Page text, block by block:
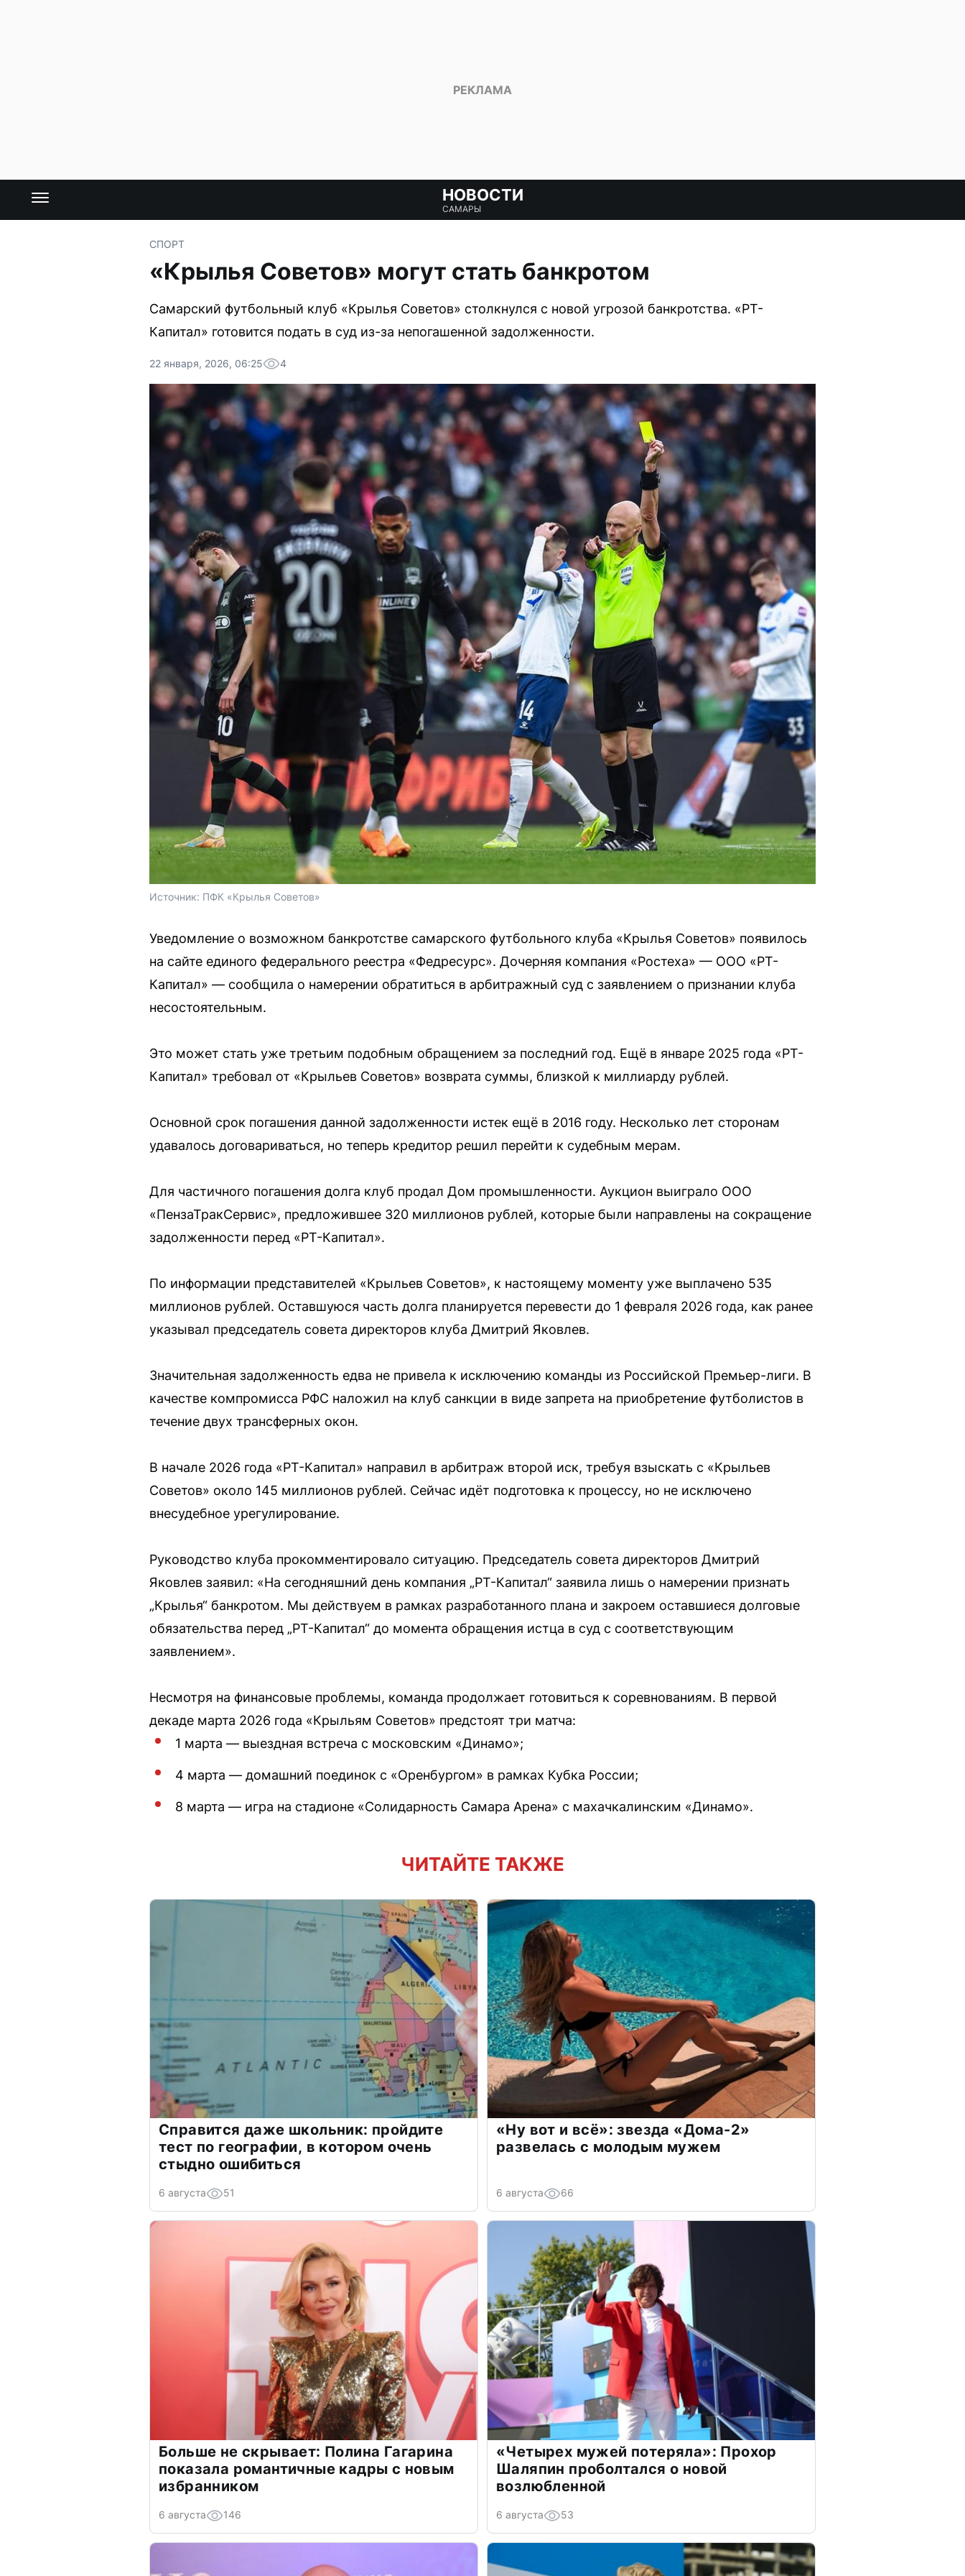
НОВОСТИ
САМАРЫ
СПОРТ
«Крылья Советов» могут стать банкротом
Самарский футбольный клуб «Крылья Советов» столкнулся с новой угрозой банкротства. «РТ-
Капитал» готовится подать в суд из-за непогашенной задолженности.
22 января, 2026, 06:25 4
Источник: ПФК «Крылья Советов»
Уведомление о возможном банкротстве самарского футбольного клуба «Крылья Советов» появилось
на сайте единого федерального реестра «Федресурс». Дочерняя компания «Ростеха» — ООО «РТ-
Капитал» — сообщила о намерении обратиться в арбитражный суд с заявлением о признании клуба
несостоятельным.
Это может стать уже третьим подобным обращением за последний год. Ещё в январе 2025 года «РТ-
Капитал» требовал от «Крыльев Советов» возврата суммы, близкой к миллиарду рублей.
Основной срок погашения данной задолженности истек ещё в 2016 году. Несколько лет сторонам
удавалось договариваться, но теперь кредитор решил перейти к судебным мерам.
Для частичного погашения долга клуб продал Дом промышленности. Аукцион выиграло ООО
«ПензаТракСервис», предложившее 320 миллионов рублей, которые были направлены на сокращение
задолженности перед «РТ-Капитал».
По информации представителей «Крыльев Советов», к настоящему моменту уже выплачено 535
миллионов рублей. Оставшуюся часть долга планируется перевести до 1 февраля 2026 года, как ранее
указывал председатель совета директоров клуба Дмитрий Яковлев.
Значительная задолженность едва не привела к исключению команды из Российской Премьер-лиги. В
качестве компромисса РФС наложил на клуб санкции в виде запрета на приобретение футболистов в
течение двух трансферных окон.
В начале 2026 года «РТ-Капитал» направил в арбитраж второй иск, требуя взыскать с «Крыльев
Советов» около 145 миллионов рублей. Сейчас идёт подготовка к процессу, но не исключено
внесудебное урегулирование.
Руководство клуба прокомментировало ситуацию. Председатель совета директоров Дмитрий
Яковлев заявил: «На сегодняшний день компания „РТ-Капитал“ заявила лишь о намерении признать
„Крылья“ банкротом. Мы действуем в рамках разработанного плана и закроем оставшиеся долговые
обязательства перед „РТ-Капитал“ до момента обращения истца в суд с соответствующим
заявлением».
Несмотря на финансовые проблемы, команда продолжает готовиться к соревнованиям. В первой
декаде марта 2026 года «Крыльям Советов» предстоят три матча:
1 марта — выездная встреча с московским «Динамо»;
4 марта — домашний поединок с «Оренбургом» в рамках Кубка России;
8 марта — игра на стадионе «Солидарность Самара Арена» с махачкалинским «Динамо».
ЧИТАЙТЕ ТАКЖЕ
Справится даже школьник: пройдите
тест по географии, в котором очень
стыдно ошибиться
6 августа 51
«Ну вот и всё»: звезда «Дома-2»
развелась с молодым мужем
6 августа 66
Больше не скрывает: Полина Гагарина
показала романтичные кадры с новым
избранником
6 августа 146
«Четырех мужей потеряла»: Прохор
Шаляпин проболтался о новой
возлюбленной
6 августа 53